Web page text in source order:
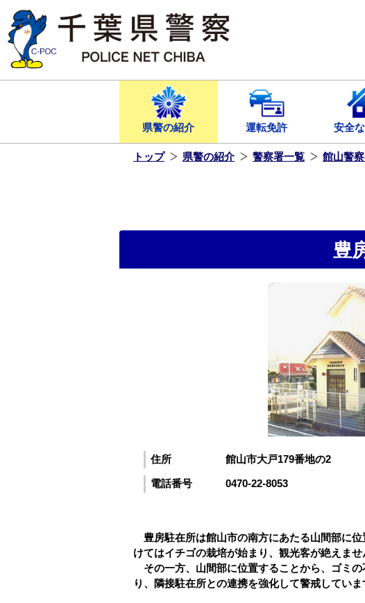
ス
キ
ま
県警の紹介 運転免許 安全
トップ 県警の紹介 警察署一覧 館山警
豊
住所 館山市大戸179番地の2
電話番号 0470-22-8053
豊房駐在所は館山市の南方にあたる山間部に
けてはイチゴの栽培が始まり、観光客が絶えませ
その一方、山間部に位置することから、ゴミ
り、隣接駐在所との連携を強化して警戒していま